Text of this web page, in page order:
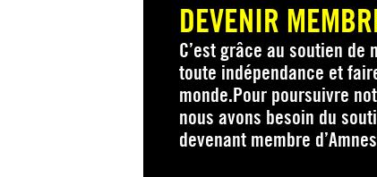
DEVENIR
C’est grâce au soutien
toute indépendance et
monde.Pour poursuivre
nous avons besoin du
devenant membre